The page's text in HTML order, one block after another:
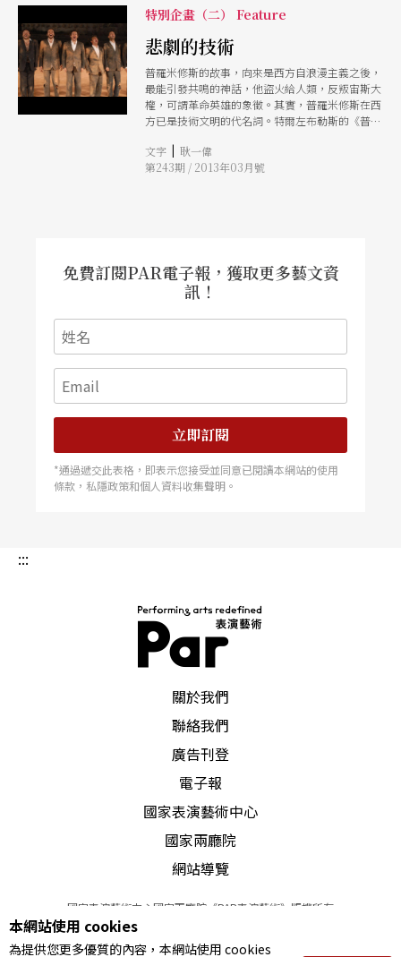
特別企畫（二） Feature
悲劇的技術
普羅米修斯的故事，向來是西方自浪漫主義之後，
最能引發共鳴的神話，他盜火給人類，反叛宙斯大
權，可謂革命英雄的象徵。其實，普羅米修斯在西
方已是技術文明的代名詞。特爾左布勒斯的《普羅
劇之一，導演在劇中安排普羅米修斯毫不移動與另
一角色、被宙斯變成小牛的伊娥滿場跑，形成對
文字 | 耿一偉
第243期 / 2013年03月號
免費訂閱PAR電子報，獲取更多藝文資
訊！
立即訂閱
*通過遞交此表格，即表示您接受並同意已閱讀本網站的使用
條款，私隱政策和個人資料收集聲明。
:::
關於我們
聯絡我們
廣告刊登
電子報
國家表演藝術中心
國家兩廳院
網站導覽
國家表演藝術中心國家兩廳院《PAR表演藝術》版權所有
© 2022Performing arts redefined. All Rights Reserved
統一編號 Tax Id number 00973926
本網站使用 cookies
為提供您更多優質的內容，本網站使用 cookies